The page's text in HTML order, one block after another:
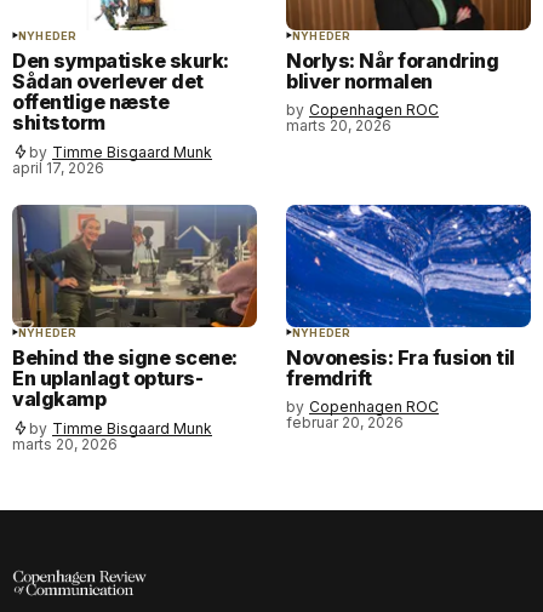
NYHEDER
Den sympatiske skurk:
Sådan overlever det
offentlige næste
shitstorm
by Timme Bisgaard Munk
april 17, 2026
NYHEDER
Norlys: Når forandring
bliver normalen
by Copenhagen ROC
marts 20, 2026
NYHEDER
Behind the signe scene:
En uplanlagt opturs-
valgkamp
by Timme Bisgaard Munk
marts 20, 2026
NYHEDER
Novonesis: Fra fusion til
fremdrift
by Copenhagen ROC
februar 20, 2026